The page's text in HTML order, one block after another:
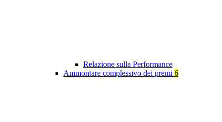
Relazione sulla Performance
Ammontare complessivo dei premi 6